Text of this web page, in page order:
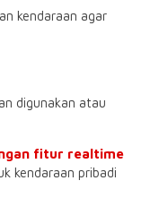
kendaraan agar
digunakan atau
fitur realtime
kendaraan pribadi